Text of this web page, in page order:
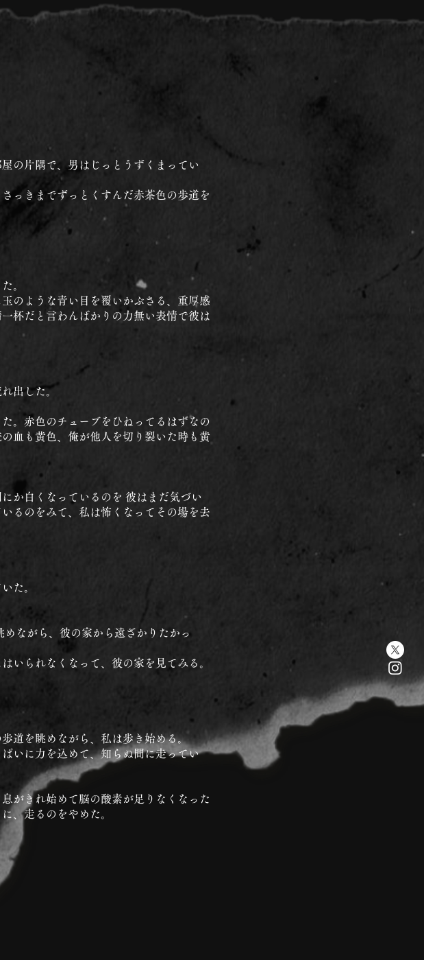
の片隅で、男はじっとうずくまってい
っきまでずっとくすんだ赤茶色の歩道を
。
のような青い目を覆いかぶさる、重厚感
杯だと言わんばかりの力無い表情で彼は
出した。
。赤色のチューブをひねってるはずなの
血も黄色、俺が他人を切り裂いた時も黄
か白くなっているのを 彼はまだ気づい
るのをみて、私は怖くなってその場を去
た。
ながら、彼の家から遠ざかりたかっ
いられなくなって、彼の家を見てみる。
道を眺めながら、私は歩き始める。
いに力を込めて、知らぬ間に走ってい
がきれ始めて脳の酸素が足りなくなった
、走るのをやめた。